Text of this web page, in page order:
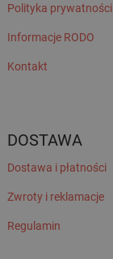
Polityka prywatności
Informacje RODO
Kontakt
DOSTAWA
Dostawa i płatności
Zwroty i reklamacje
Regulamin